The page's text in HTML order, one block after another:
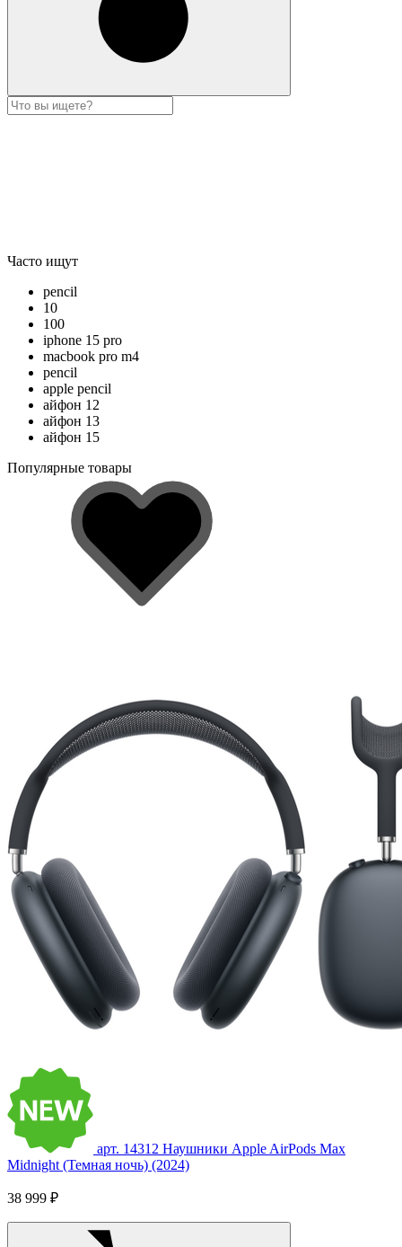
Часто ищут
pencil
10
100
iphone 15 pro
macbook pro m4
pencil
apple pencil
айфон 12
айфон 13
айфон 15
Популярные товары
арт. 14312 Наушники Apple AirPods Max
Midnight (Темная ночь) (2024)
38 999 ₽